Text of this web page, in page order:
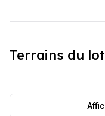
Terrains du